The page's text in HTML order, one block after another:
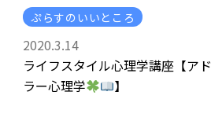
ぷらすのいいところ
2020.3.14
ライフスタイル心理学講座【アド
ラー心理学
】